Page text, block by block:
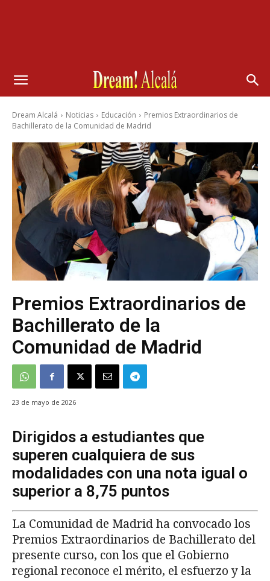
Dream Alcalá Noticias Educación
Premios Extraordinarios de
Bachillerato de la Comunidad de Madrid
Premios Extraordinarios de
Bachillerato de la
Comunidad de Madrid
23 de mayo de 2026
Dirigidos a estudiantes que
superen cualquiera de sus
modalidades con una nota igual o
superior a 8,75 puntos
La Comunidad de Madrid ha convocado los
Premios Extraordinarios de Bachillerato del
presente curso, con los que el Gobierno
regional reconoce el mérito, el esfuerzo y la